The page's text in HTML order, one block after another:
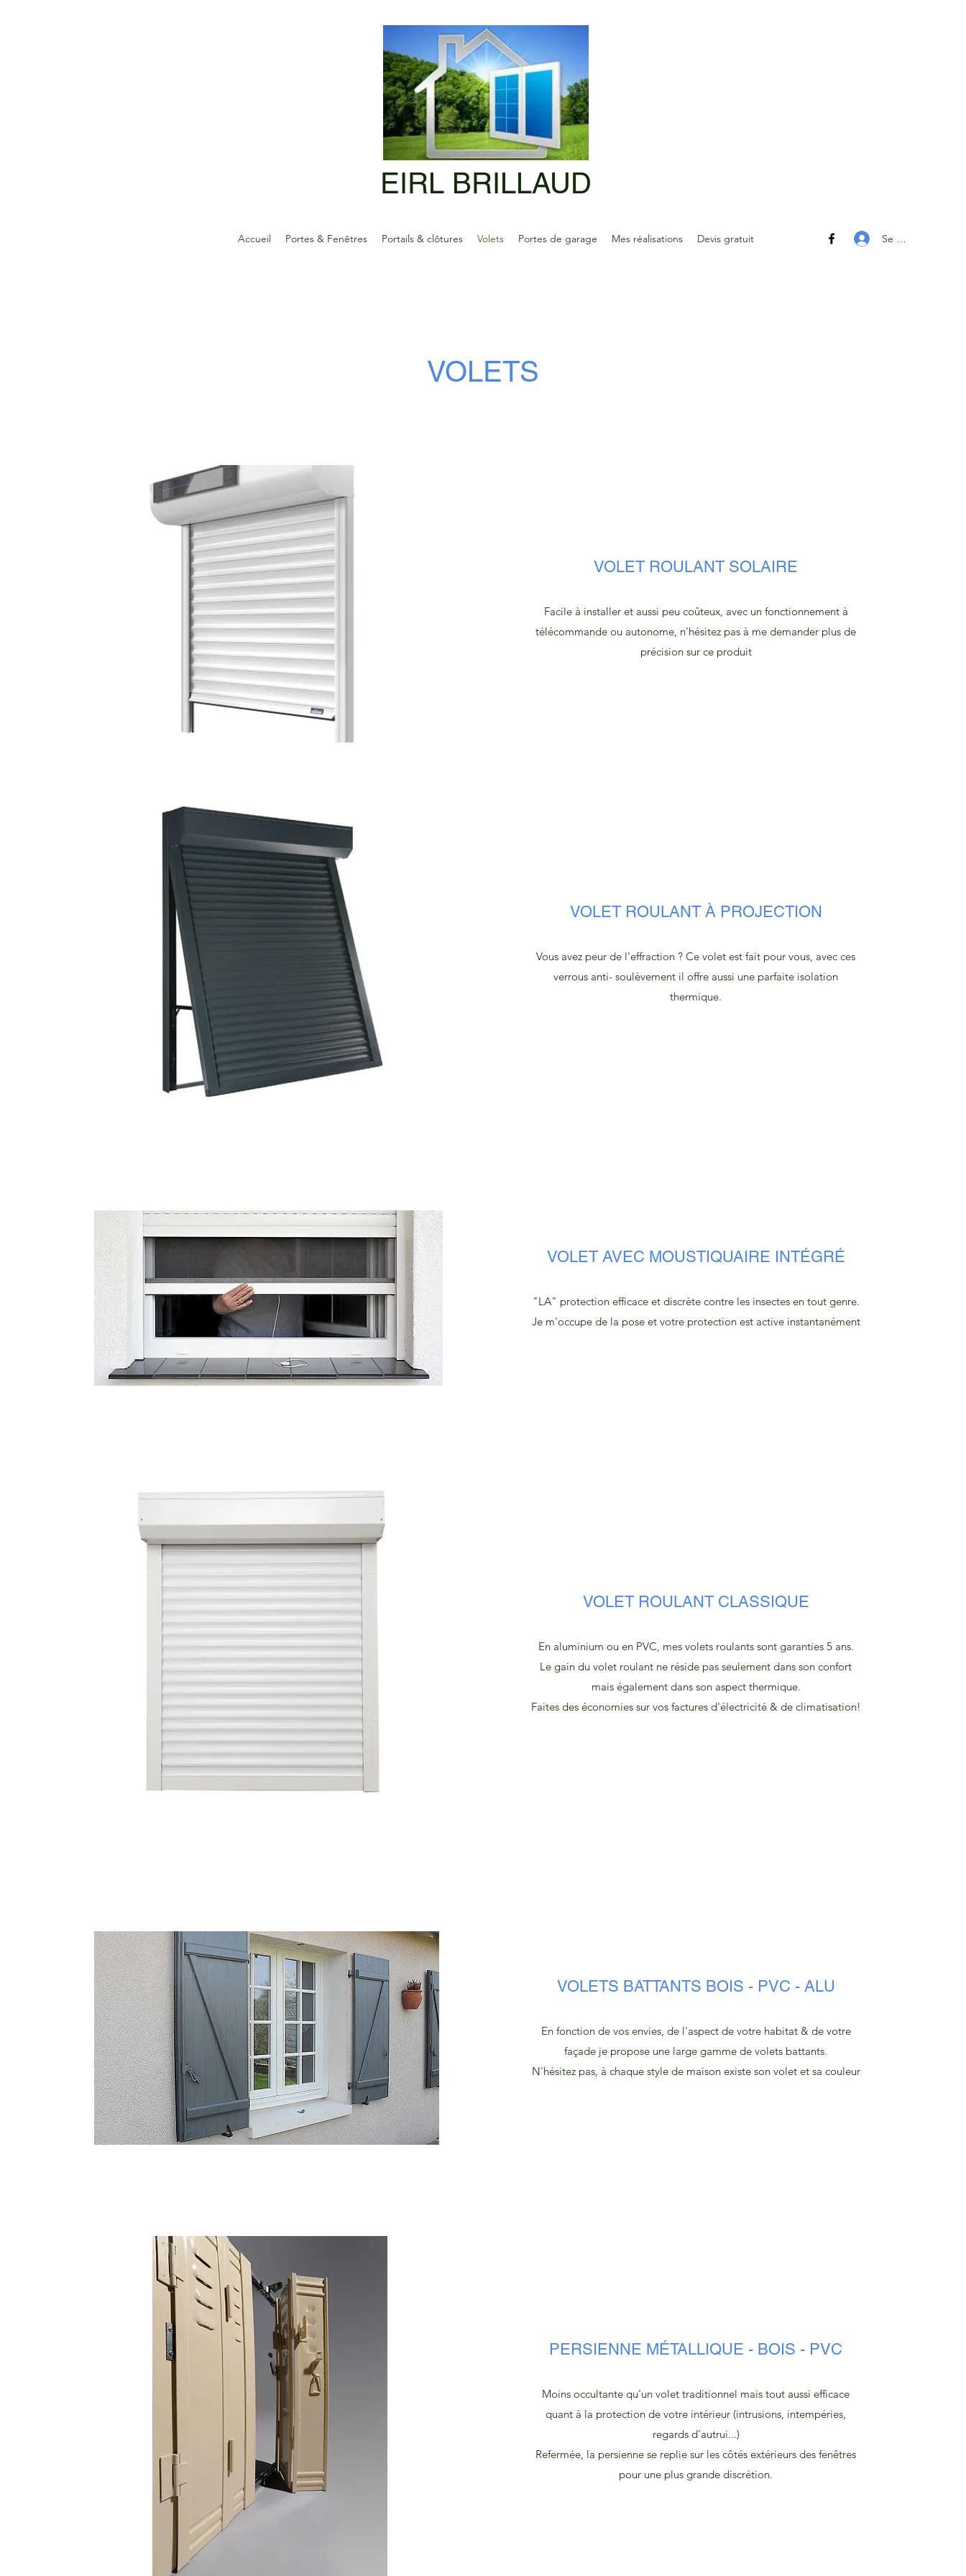
EIRL BRILLAUD
Accueil Portes & Fenêtres Portails & clôtures Volets Portes de garage Mes réalisations Devis gratuit Se connecter
VOLETS
VOLET ROULANT SOLAIRE
Facile à installer et aussi peu coûteux, avec un fonctionnement à
télécommande ou autonome, n'hésitez pas à me demander plus de
précision sur ce produit
VOLET ROULANT À PROJECTION
Vous avez peur de l'effraction ? Ce volet est fait pour vous, avec ces
verrous anti- soulèvement il offre aussi une parfaite isolation
thermique.
VOLET AVEC MOUSTIQUAIRE INTÉGRÉ
"LA" protection efficace et discrète contre les insectes en tout genre.
Je m'occupe de la pose et votre protection est active instantanément
VOLET ROULANT CLASSIQUE
En aluminium ou en PVC, mes volets roulants sont garanties 5 ans.
Le gain du volet roulant ne réside pas seulement dans son confort
mais également dans son aspect thermique.
Faites des économies sur vos factures d'électricité & de climatisation!
VOLETS BATTANTS BOIS - PVC - ALU
En fonction de vos envies, de l'aspect de votre habitat & de votre
façade je propose une large gamme de volets battants.
N'hésitez pas, à chaque style de maison existe son volet et sa couleur
PERSIENNE MÉTALLIQUE - BOIS - PVC
Moins occultante qu'un volet traditionnel mais tout aussi efficace
quant à la protection de votre intérieur (intrusions, intempéries,
regards d'autrui...)
Refermée, la persienne se replie sur les côtés extérieurs des fenêtres
pour une plus grande discrétion.